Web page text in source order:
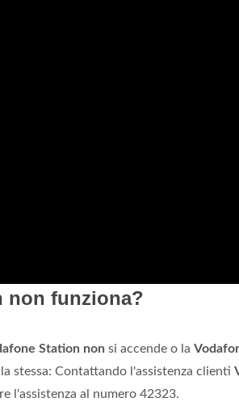
non funziona?
Station non si accende o la
stessa: Contattando l'assistenza clienti
l'assistenza al numero 42323.